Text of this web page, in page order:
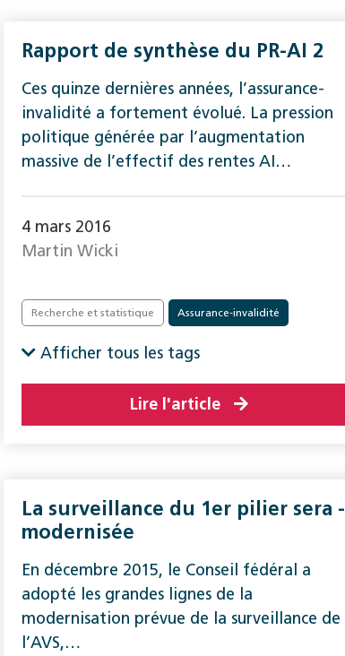
Rapport de synthèse du PR-AI 2
Ces quinze dernières années, l’assurance-
invalidité a fortement évolué. La pression
politique générée par l’augmentation
massive de l’effectif des rentes AI…
4 mars 2016
Martin Wicki
Recherche et statistique Assurance-invalidité
Afficher tous les tags
Lire l'article
La surveillance du 1er pilier sera ­
modernisée
En décembre 2015, le Conseil fédéral a
adopté les grandes lignes de la
modernisation prévue de la surveillance de
l’AVS,…